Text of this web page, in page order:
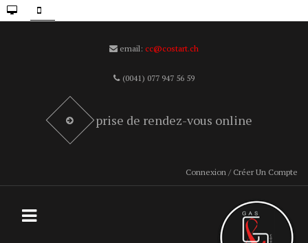
email:cc@costart.ch
(0041) 077 947 56 59
prise de rendez-vous online
Connexion / Créer Un Compte